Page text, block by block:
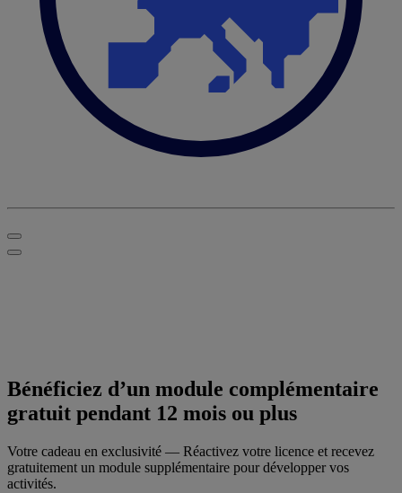
Bénéficiez d’un module complémentaire
gratuit pendant 12 mois ou plus
Votre cadeau en exclusivité — Réactivez votre licence et recevez
gratuitement un module supplémentaire pour développer vos
activités.